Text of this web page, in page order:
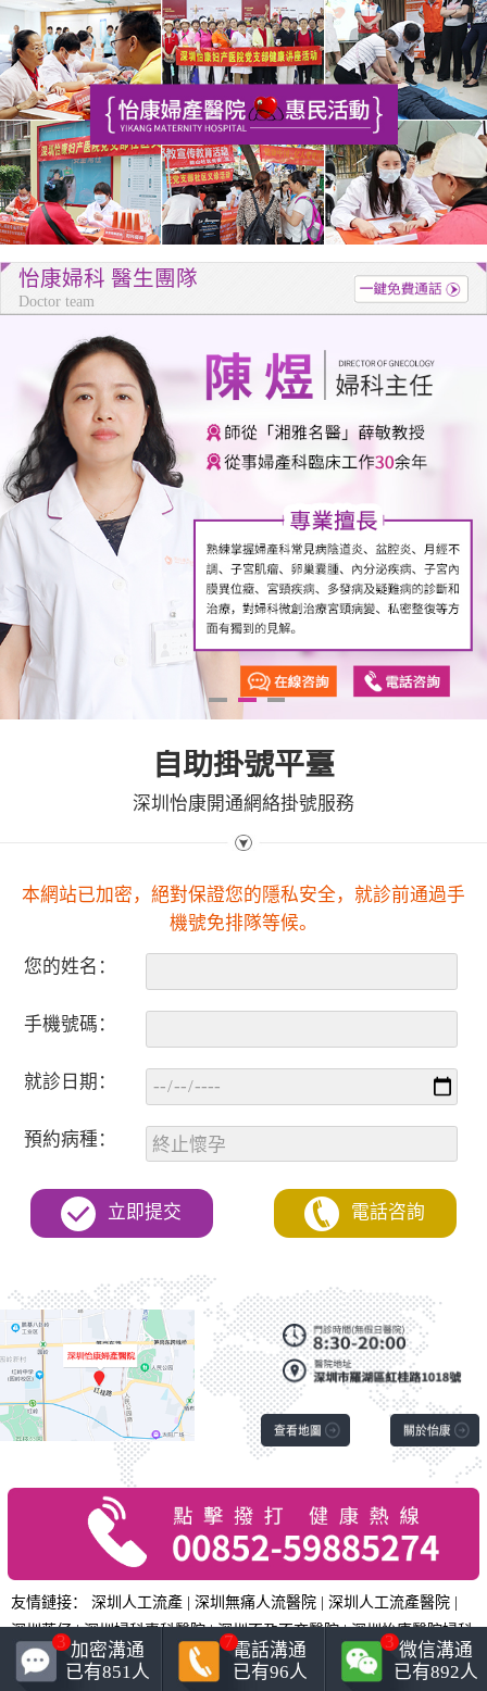
怡康婦科 醫生團隊
Doctor team
1 2
自助掛號平臺
深圳怡康開通網絡掛號服務
本網站已加密，絕對保證您的隱私安全，就診前通過手
機號免排隊等候。
您的姓名：
手機號碼：
就診日期：
預約病種：
立即提交 電話咨詢
友情鏈接： 深圳人工流產 | 深圳無痛人流醫院 | 深圳人工流產醫院 |
深圳落仔|深圳婦科專科醫院|深圳不孕不育醫院|深圳怡康醫院婦科
加密溝通
已有851 人
3
電話溝通
已有96人
7
微信溝通
已有892人
3